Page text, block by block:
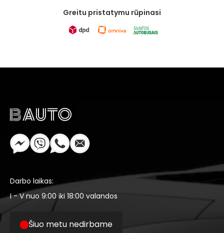
Greitu pristatymu rūpinasi
Darbo laikas:
I - V nuo 9:00 iki 18:00 valandos
Šiuo metu nedirbame